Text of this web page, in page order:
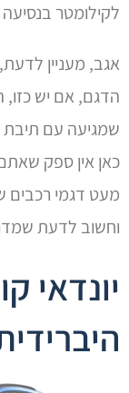
לקילומטר בנסיעה
אגב, מעניין
הדגם, אם יש כזו,
שמגיעה עם תיבת
כאן אין ספק
מעט דגמי רכבים
וחשוב לדעת